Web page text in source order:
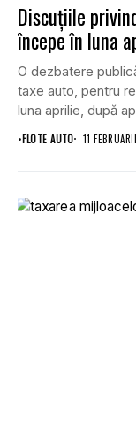
Discuțiile
începe în luna
O dezbatere
taxe auto, pentru
luna aprilie, după
•FLOTE AUTO 11